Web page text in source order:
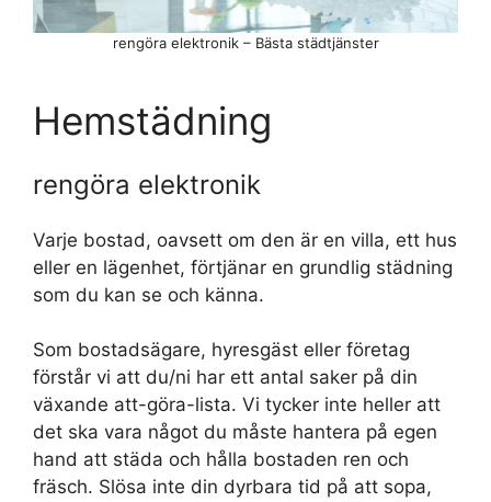
rengöra elektronik – Bästa städtjänster
Hemstädning
rengöra elektronik
Varje bostad, oavsett om den är en villa, ett hus
eller en lägenhet, förtjänar en grundlig städning
som du kan se och känna.
Som bostadsägare, hyresgäst eller företag
förstår vi att du/ni har ett antal saker på din
växande att-göra-lista. Vi tycker inte heller att
det ska vara något du måste hantera på egen
hand att städa och hålla bostaden ren och
fräsch. Slösa inte din dyrbara tid på att sopa,